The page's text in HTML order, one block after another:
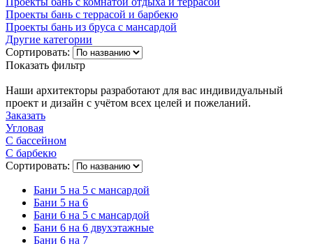
Проекты бань с террасой и барбекю
Проекты бань из бруса с мансардой
Другие категории
Сортировать:
Показать фильтр
Наши архитекторы разработают для вас индивидуальный
проект и дизайн с учётом всех целей и пожеланий.
Заказать
Угловая
С бассейном
С барбекю
Сортировать:
Бани 5 на 5 с мансардой
Бани 5 на 6
Бани 6 на 5 с мансардой
Бани 6 на 6 двухэтажные
Бани 6 на 7